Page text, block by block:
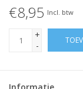
€8,95 Incl. btw
+
-